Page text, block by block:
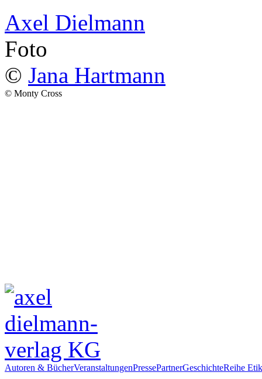
Axel Dielmann
Foto
© Jana Hartmann
© Monty Cross
Autoren & BücherVeranstaltungenPressePartnerGeschichteReihe